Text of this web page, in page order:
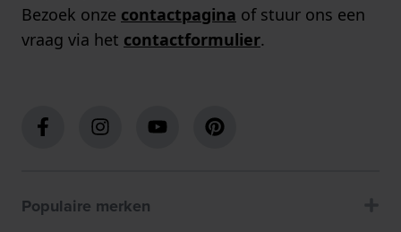
Bezoek onze contactpagina of stuur ons een
vraag via het contactformulier.
Populaire merken